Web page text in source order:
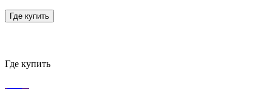
Где купить
Где купить